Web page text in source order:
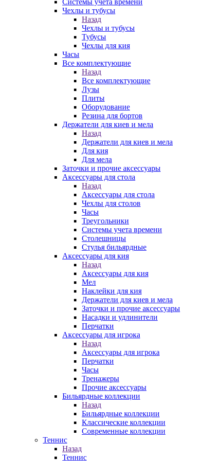
Системы учета времени
Чехлы и тубусы
Назад
Чехлы и тубусы
Тубусы
Чехлы для кия
Часы
Все комплектующие
Назад
Все комплектующие
Лузы
Плиты
Оборудование
Резина для бортов
Держатели для киев и мела
Назад
Держатели для киев и мела
Для кия
Для мела
Заточки и прочие аксессуары
Аксессуары для стола
Назад
Аксессуары для стола
Чехлы для столов
Часы
Треугольники
Системы учета времени
Столешницы
Стулья бильярдные
Аксессуары для кия
Назад
Аксессуары для кия
Мел
Наклейки для кия
Держатели для киев и мела
Заточки и прочие аксессуары
Насадки и удлинители
Перчатки
Аксессуары для игрока
Назад
Аксессуары для игрока
Перчатки
Часы
Тренажеры
Прочие аксессуары
Бильярдные коллекции
Назад
Бильярдные коллекции
Классические коллекции
Современные коллекции
Теннис
Назад
Теннис